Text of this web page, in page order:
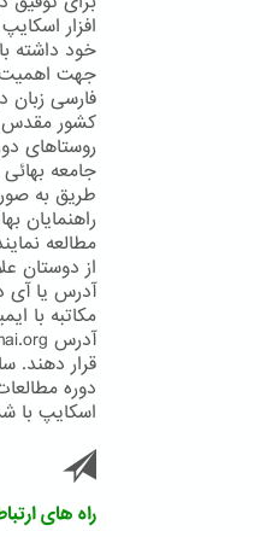
افزار
خود داشته
جهت اهمیت
فارسی
کشور مقدس
روستاهای
جامعه بهائی
طریق به
راهنمایان
مطالعه
از دوستان
آدرس یا آی
مکاتبه با
قرار دهند.
دوره
اسکایپ با
راه های